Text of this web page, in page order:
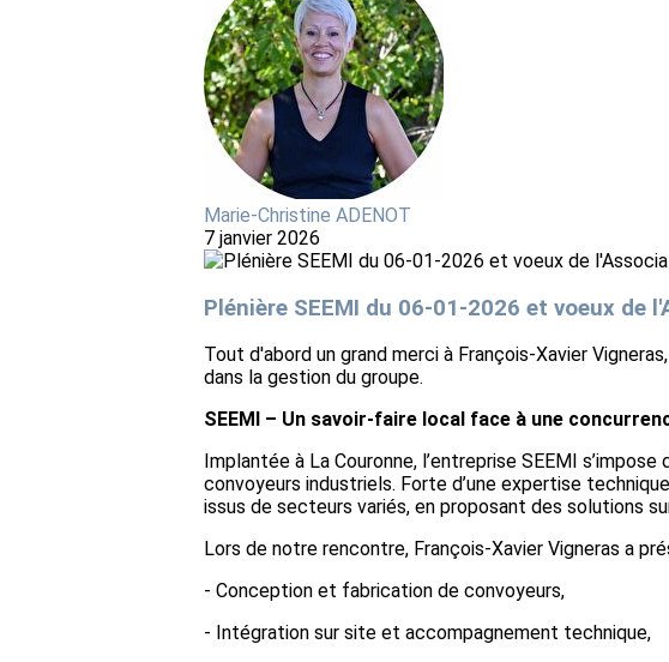
Marie-Christine ADENOT
7 janvier 2026
Plénière SEEMI du 06-01-2026 et voeux de
Tout d'abord un grand merci à François-Xavier
dans la gestion du groupe.
SEEMI – Un savoir‑faire local face à une
Implantée à La Couronne, l’entreprise SEEMI
convoyeurs industriels. Forte d’une expertise
issus de secteurs variés, en proposant des solutions
Lors de notre rencontre, François-Xavier Vigneras a
- Conception et fabrication de convoyeurs,
- Intégration sur site et accompagnement technique,